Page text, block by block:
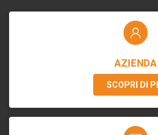
AZIENDA
SCOPRI DI